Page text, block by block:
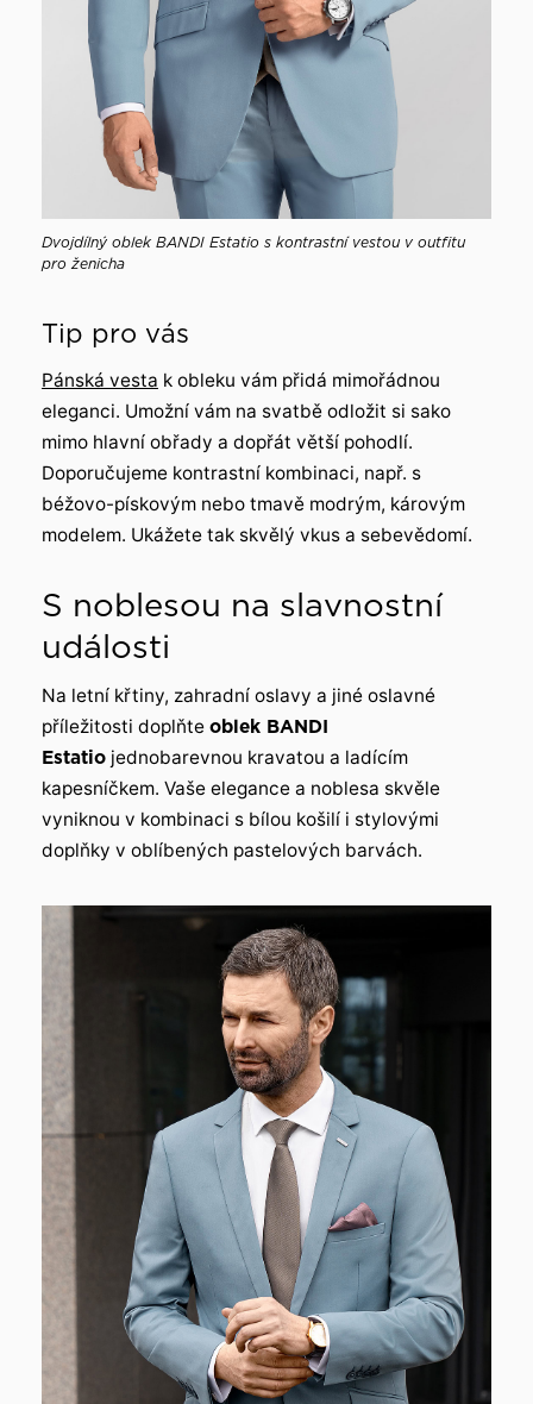
Dvojdílný oblek BANDI Estatio s kontrastní vestou v outfitu
pro ženicha
Tip pro vás
Pánská vesta k obleku vám přidá mimořádnou
eleganci. Umožní vám na svatbě odložit si sako
mimo hlavní obřady a dopřát větší pohodlí.
Doporučujeme kontrastní kombinaci, např. s
béžovo-pískovým nebo tmavě modrým, károvým
modelem. Ukážete tak skvělý vkus a sebevědomí.
S noblesou na slavnostní
události
Na letní křtiny, zahradní oslavy a jiné oslavné
příležitosti doplňte oblek BANDI
Estatio jednobarevnou kravatou a ladícím
kapesníčkem. Vaše elegance a noblesa skvěle
vyniknou v kombinaci s bílou košilí i stylovými
doplňky v oblíbených pastelových barvách.